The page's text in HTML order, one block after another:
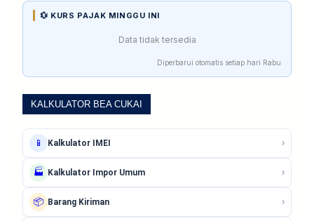
💱 KURS PAJAK MINGGU INI
Data tidak tersedia
Diperbarui otomatis setiap hari Rabu
KALKULATOR BEA CUKAI
📱 Kalkulator IMEI ›
🏭 Kalkulator Impor Umum ›
📦 Barang Kiriman ›